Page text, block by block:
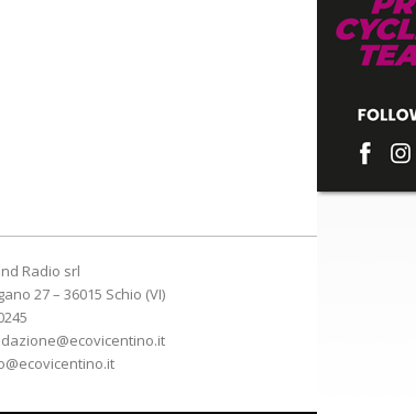
Radio srl
27 – 36015 Schio (VI)